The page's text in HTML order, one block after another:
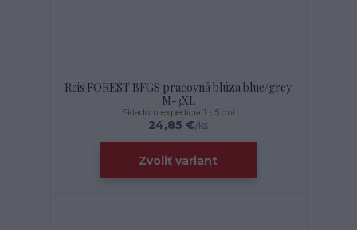
Reis FOREST BFGS pracovná blúza blue/grey
M-3XL
24,85 €/ks
Skladom expedícia 1 - 5 dní
Zvoliť variant